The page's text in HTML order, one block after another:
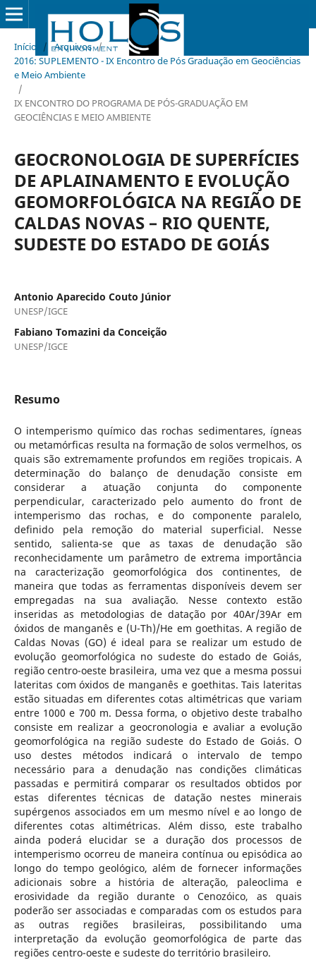
Início / Arquivos /
2016: SUPLEMENTO - IX Encontro de Pós Graduação em Geociências
e Meio Ambiente
/
IX ENCONTRO DO PROGRAMA DE PÓS-GRADUAÇÃO EM
GEOCIÊNCIAS E MEIO AMBIENTE
GEOCRONOLOGIA DE SUPERFÍCIES
DE APLAINAMENTO E EVOLUÇÃO
GEOMORFOLÓGICA NA REGIÃO DE
CALDAS NOVAS – RIO QUENTE,
SUDESTE DO ESTADO DE GOIÁS
Antonio Aparecido Couto Júnior
UNESP/IGCE
Fabiano Tomazini da Conceição
UNESP/IGCE
Resumo
O intemperismo químico das rochas sedimentares, ígneas
ou metamórficas resulta na formação de solos vermelhos, os
quais são extremamente profundos em regiões tropicais. A
determinação do balanço de denudação consiste em
considerar a atuação conjunta do componente
perpendicular, caracterizado pelo aumento do front de
intemperismo das rochas, e do componente paralelo,
definido pela remoção do material superficial. Nesse
sentido, salienta-se que as taxas de denudação são
reconhecidamente um parâmetro de extrema importância
na caracterização geomorfológica dos continentes, de
maneira que todas as ferramentas disponíveis devem ser
empregadas na sua avaliação. Nesse contexto estão
inseridas as metodologias de datação por 40Ar/39Ar em
óxidos de manganês e (U-Th)/He em goethitas. A região de
Caldas Novas (GO) é ideal para se realizar um estudo de
evolução geomorfológica no sudeste do estado de Goiás,
região centro-oeste brasileira, uma vez que a mesma possui
lateritas com óxidos de manganês e goethitas. Tais lateritas
estão situadas em diferentes cotas altimétricas que variam
entre 1000 e 700 m. Dessa forma, o objetivo deste trabalho
consiste em realizar a geocronologia e avaliar a evolução
geomorfológica na região sudeste do Estado de Goiás. O
uso destes métodos indicará o intervalo de tempo
necessário para a denudação nas condições climáticas
passadas e permitirá comparar os resultados obtidos por
estas diferentes técnicas de datação nestes minerais
supérgenos associados em um mesmo nível e ao longo de
diferentes cotas altimétricas. Além disso, este trabalho
ainda poderá elucidar se a duração dos processos de
intemperismo ocorreu de maneira contínua ou episódica ao
longo do tempo geológico, além de fornecer informações
adicionais sobre a história de alteração, paleoclima e
erosividade da região durante o Cenozóico, as quais
poderão ser associadas e comparadas com os estudos para
as outras regiões brasileiras, possibilitando uma
interpretação da evolução geomorfológica de parte das
regiões centro-oeste e sudeste do território brasileiro.